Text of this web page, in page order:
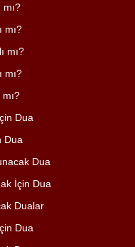
mı?
mı?
mı?
mı?
Dua
Dua
Dua
İçin Dua
Dualar
Dua